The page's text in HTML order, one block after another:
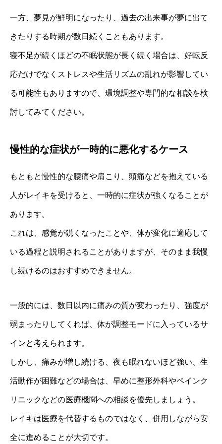
一方、夢見が鮮明になったり、過去の出来事が夢に出て
きたりする時期が数日続くこともあります。
寝不足が続くほどの不眠状態が長く続く場合は、好転反
応だけでなくストレスや生活リズムの乱れが影響してい
る可能性もありますので、環境調整や専門的な相談を検
討してみてください。
慢性的な症状が一時的に悪化するケース
もともと慢性的な腰痛や肩こり、頭痛などを抱えている
人がレイキを受けると、一時的に症状が強くなることが
あります。
これは、感覚が鋭くなったことや、体が変化に適応して
いる過程と説明されることがありますが、そのまま我慢
し続けるのはおすすめできません。
一般的には、数日以内に痛みの質が変わったり、強度が
弱まったりしてくれば、体が調整モードに入っているサ
インと考えられます。
しかし、痛みが増し続ける、夜も眠れないほど強い、生
活動作が困難などの場合は、早めに整形外科やペインク
リニックなどの医療機関への相談を優先しましょう。
レイキは医療を代替するものではなく、併用しながら安
全に進めることが大切です。